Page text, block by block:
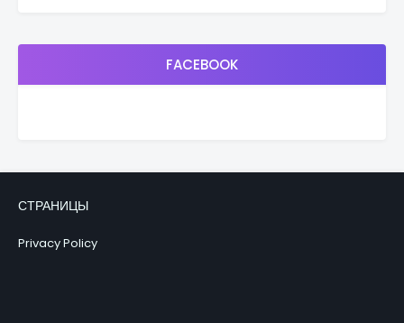
FACEBOOK
СТРАНИЦЫ
Privacy Policy